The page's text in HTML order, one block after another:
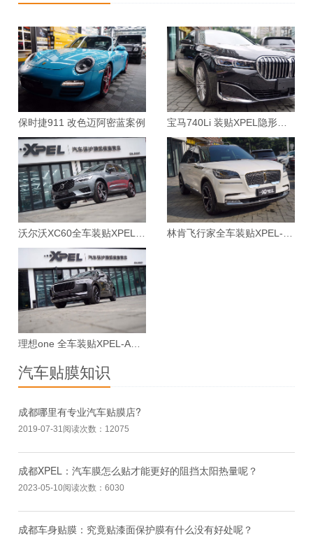
保时捷911 改色迈阿密蓝案例
汽车贴膜知识
成都哪里有专业汽车贴膜店?
2019-07-31 阅读次数：12075
成都XPEL：汽车膜怎么贴才能更好的阻挡太阳热量呢？
2023-05-10阅读次数：6030
成都车身贴膜：究竟贴漆面保护膜有什么没有好处呢？